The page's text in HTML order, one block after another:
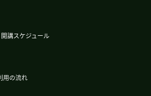
见者 真白衣 不尽能高岭尔 雪波
は降りける） 日本の古歌です
開講スケジュール
用の流れ